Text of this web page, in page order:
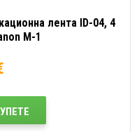
лента ID-04, 4
M-1